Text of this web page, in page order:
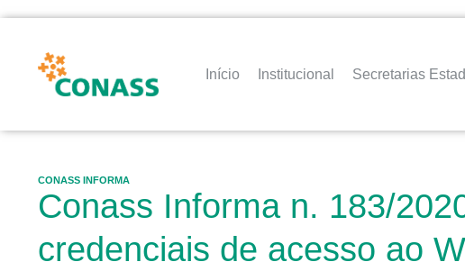
Início Institucional Secretarias
CONASS INFORMA
Conass Informa n. 183/
credenciais de acesso ao